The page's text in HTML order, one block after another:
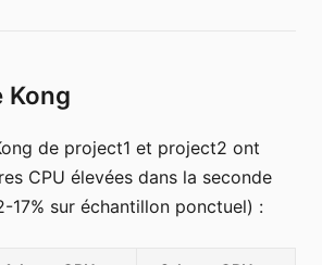
Kong
de project1 et project2 ont
CPU élevées dans la seconde
17% sur échantillon ponctuel) :